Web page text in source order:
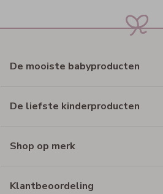
De mooiste babyproducten
De liefste kinderproducten
Shop op merk
Klantbeoordeling